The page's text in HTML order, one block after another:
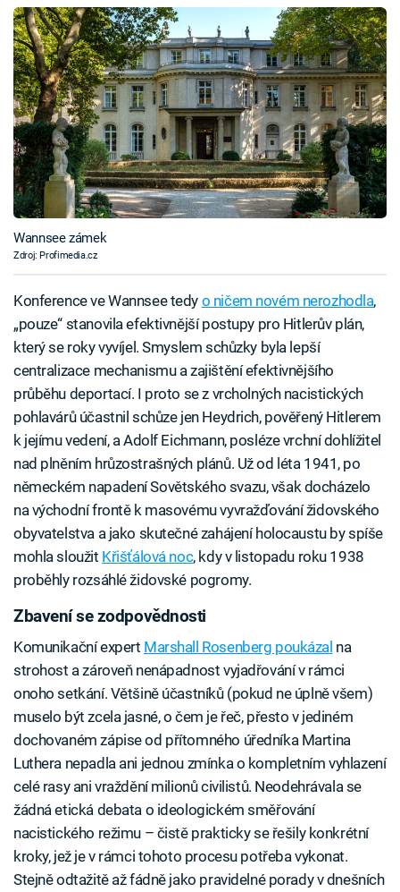
Wannsee zámek
Zdroj: Profimedia.cz
Konference ve Wannsee tedy o ničem novém nerozhodla,
„pouze“ stanovila efektivnější postupy pro Hitlerův plán,
který se roky vyvíjel. Smyslem schůzky byla lepší
centralizace mechanismu a zajištění efektivnějšího
průběhu deportací. I proto se z vrcholných nacistických
pohlavárů účastnil schůze jen Heydrich, pověřený Hitlerem
k jejímu vedení, a Adolf Eichmann, posléze vrchní dohlížitel
nad plněním hrůzostrašných plánů. Už od léta 1941, po
německém napadení Sovětského svazu, však docházelo
na východní frontě k masovému vyvražďování židovského
obyvatelstva a jako skutečné zahájení holocaustu by spíše
mohla sloužit Křišťálová noc, kdy v listopadu roku 1938
proběhly rozsáhlé židovské pogromy.
Zbavení se zodpovědnosti
Komunikační expert Marshall Rosenberg poukázal na
strohost a zároveň nenápadnost vyjadřování v rámci
onoho setkání. Většině účastníků (pokud ne úplně všem)
muselo být zcela jasné, o čem je řeč, přesto v jediném
dochovaném zápise od přítomného úředníka Martina
Luthera nepadla ani jednou zmínka o kompletním vyhlazení
celé rasy ani vraždění milionů civilistů. Neodehrávala se
žádná etická debata o ideologickém směřování
nacistického režimu – čistě prakticky se řešily konkrétní
kroky, jež je v rámci tohoto procesu potřeba vykonat.
Stejně odtažitě až fádně jako pravidelné porady v dnešních